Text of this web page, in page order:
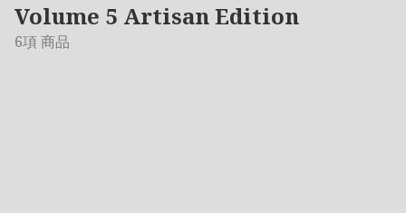
Volume 5 Artisan Edition
6項 商品